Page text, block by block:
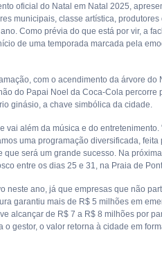
oficial do Natal em Natal 2025,
municipais, classe artística, produtores
Como prévia do que está por vir, a
de uma temporada marcada pela
com o acendimento da árvore do
do Papai Noel da Coca-Cola percorre
ginásio, a chave simbólica da cidade.
vai além da música e do entretenimento.
uma programação diversificada, feita
será um grande sucesso. Na
entre os dias 25 e 31, na Praia de
neste ano, já que empresas que não
garantiu mais de R$ 5 milhões em
alcançar de R$ 7 a R$ 8 milhões por
gestor, o valor retorna à cidade em